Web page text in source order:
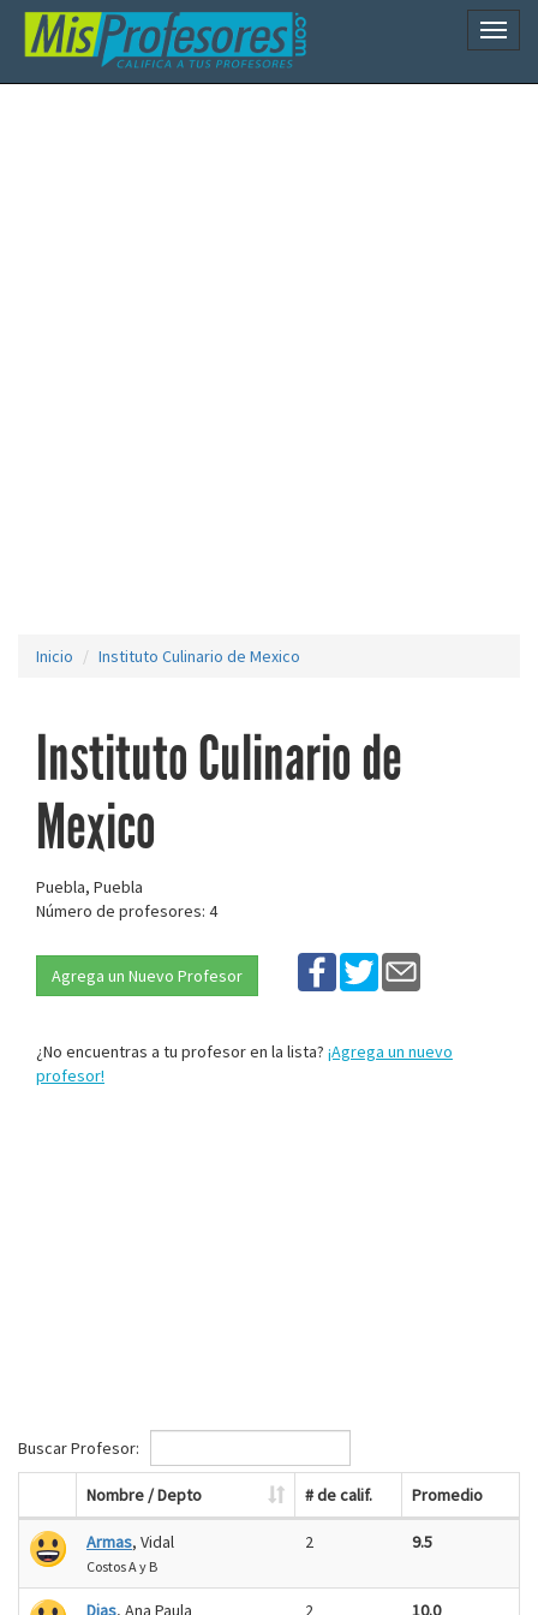
Inicio Instituto Culinario de Mexico
Instituto Culinario de
Mexico
Puebla, Puebla
Número de profesores: 4
Agrega un Nuevo Profesor
¿No encuentras a tu profesor en la lista? ¡Agrega un nuevo
profesor!
Buscar Profesor:
Nombre / Depto # de calif. Promedio
Armas, Vidal
Costos A y B
2 9.5
Dias, Ana Paula 2 10.0